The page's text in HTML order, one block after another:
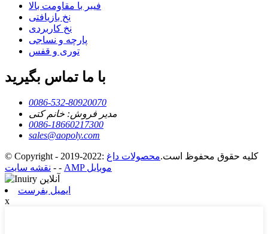
فیبر با مقاومت بالا
نخ بازیافتی
نخ کاربردی
پارچه و نساجی
توری و قفس
با ما تماس بگیرید
0086-532-80920070
مدیر فروش: خانم کتی
0086-18660217300
sales@aopoly.com
© Copyright - 2019-2022: کلیه حقوق محفوظ است.محصولات داغ
- نقشه سایت - AMP موبایل
ایمیل بفرست
x